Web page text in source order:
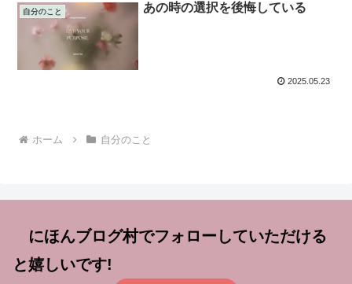
自分のこと あの時の選択を後悔している
2025.05.23
ホーム 自分のこと
にほんブログ村でフォローしていただける
と嬉しいです!